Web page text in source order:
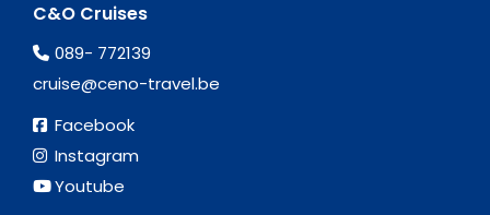
C&O Cruises
089- 772139
cruise@ceno-travel.be
Facebook
Instagram
Youtube